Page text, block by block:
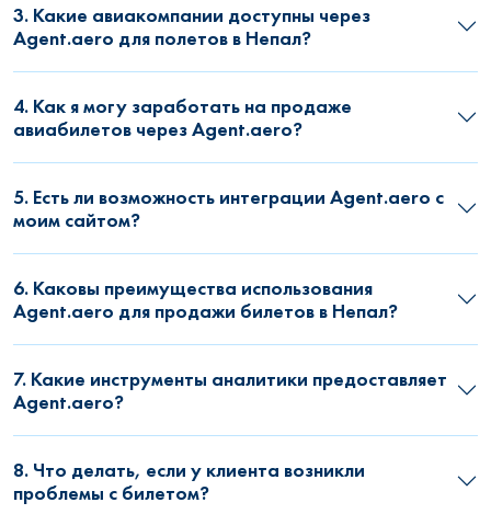
3. Какие авиакомпании доступны через
Agent.aero для полетов в Непал?
4. Как я могу заработать на продаже
авиабилетов через Agent.aero?
5. Есть ли возможность интеграции Agent.aero с
моим сайтом?
6. Каковы преимущества использования
Agent.aero для продажи билетов в Непал?
7. Какие инструменты аналитики предоставляет
Agent.aero?
8. Что делать, если у клиента возникли
проблемы с билетом?